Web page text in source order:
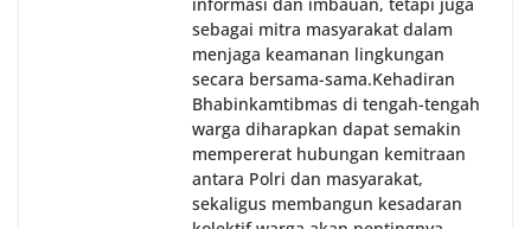
sebagai mitra masyarakat dalam
menjaga keamanan lingkungan
secara bersama-sama.‎‎Kehadiran
Bhabinkamtibmas di tengah-tengah
warga diharapkan dapat semakin
mempererat hubungan kemitraan
antara Polri dan masyarakat,
sekaligus membangun kesadaran